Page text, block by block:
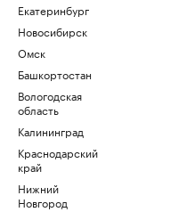
Екатеринбург
Новосибирск
Омск
Башкортостан
Вологодская
область
Калининград
Краснодарский
край
Нижний
Новгород